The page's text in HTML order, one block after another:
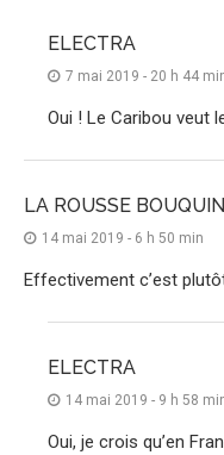
ELECTRA
7 mai 2019 - 20 h 44
Oui ! Le Caribou veut
LA ROUSSE
14 mai 2019 - 6 h 50 min
Effectivement c’est
ELECTRA
14 mai 2019 - 9 h 58
Oui, je crois qu’en